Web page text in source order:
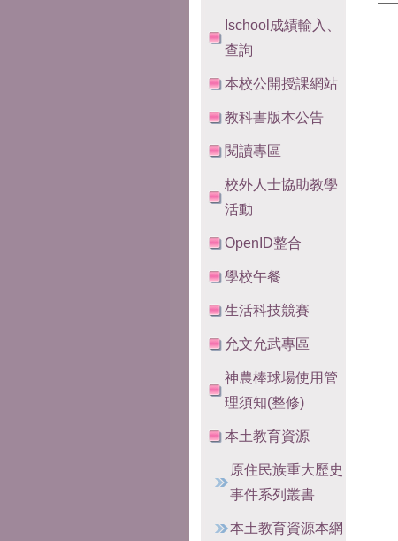
Ischool成績輸入、
查詢
本校公開授課網站
教科書版本公告
閱讀專區
校外人士協助教學
活動
OpenID整合
學校午餐
生活科技競賽
允文允武專區
神農棒球場使用管
理須知(整修)
本土教育資源
原住民族重大歷史
事件系列叢書
本土教育資源本網